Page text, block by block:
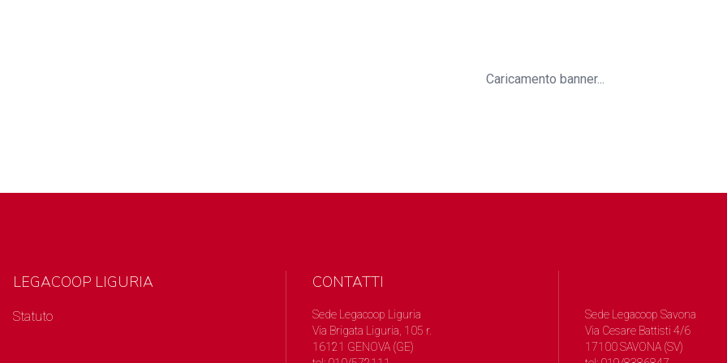
Caricamento banner...
LEGACOOP LIGURIA
Statuto
CONTATTI
Sede Legacoop Liguria
Via Brigata Liguria, 105 r.
16121 GENOVA (GE)
Sede Legacoop Savona
Via Cesare Battisti 4/6
17100 SAVONA (SV)